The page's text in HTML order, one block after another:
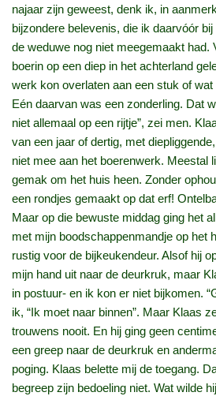
najaar zijn geweest, denk ik, in
bijzondere belevenis, die ik daarvóór
de weduwe nog niet meegemaakt had.
boerin op een diep in het achterland
werk kon overlaten aan een stuk of
Eén daarvan was een zonderling. Dat
niet allemaal op een rijtje”, zei men.
van een jaar of dertig, met
niet mee aan het boerenwerk. Meestal
gemak om het huis heen. Zonder
een rondjes gemaakt op dat erf!
Maar op die bewuste middag ging het
met mijn boodschappenmandje op het
rustig voor de bijkeukendeur. Alsof hij
mijn hand uit naar de deurkruk, maar
in postuur- en ik kon er niet bijkomen.
ik, “Ik moet naar binnen”. Maar Klaas
trouwens nooit. En hij ging geen
een greep naar de deurkruk en
poging. Klaas belette mij de toegang.
begreep zijn bedoeling niet. Wat wilde